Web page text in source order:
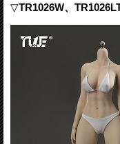
▽TR1026W、